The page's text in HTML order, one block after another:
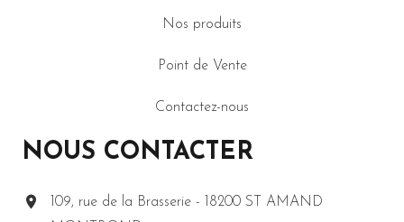
Nos produits
Point de Vente
Contactez-nous
NOUS CONTACTER
109, rue de la Brasserie - 18200 ST AMAND